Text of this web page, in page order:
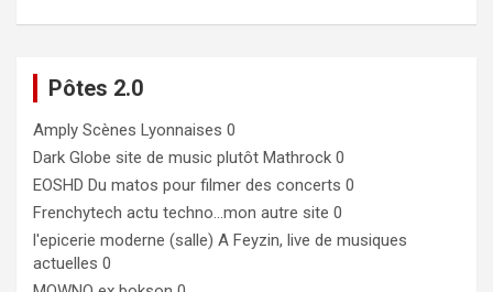
Pôtes 2.0
Amply Scènes Lyonnaises 0
Dark Globe site de music plutôt Mathrock 0
EOSHD Du matos pour filmer des concerts 0
Frenchytech actu techno…mon autre site 0
l'epicerie moderne (salle) A Feyzin, live de musiques
actuelles 0